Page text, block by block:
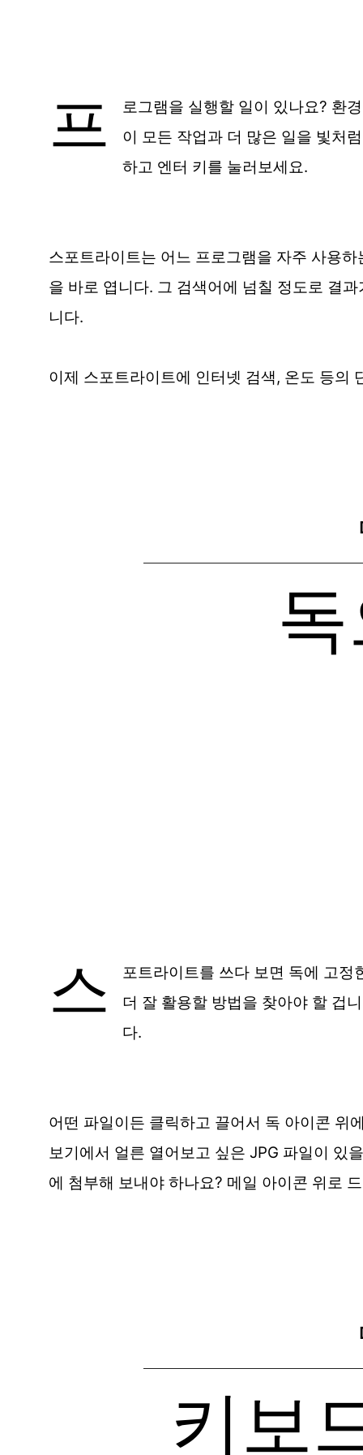
프
로그램을 실행할 일이 있나요? 환
이 모든 작업과 더 많은 일을 빛처
하고 엔터 키를 눌러보세요.
스포트라이트는 어느 프로그램을 자주 사용
을 바로 엽니다. 그 검색어에 넘칠 정도로 결
니다.
이제 스포트라이트에 인터넷 검색, 온도 등의
스
포트라이트를 쓰다 보면 독에 고
더 잘 활용할 방법을 찾아야 할 겁
다.
어떤 파일이든 클릭하고 끌어서 독 아이콘 위
보기에서 얼른 열어보고 싶은 JPG 파일이 있
에 첨부해 보내야 하나요? 메일 아이콘 위로
키보